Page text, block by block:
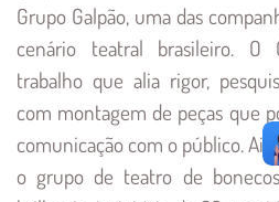
Grupo Galpão, uma das
cenário teatral brasileiro. O
trabalho que alia rigor,
com montagem de peças que
comunicação com o público.
o grupo de teatro de